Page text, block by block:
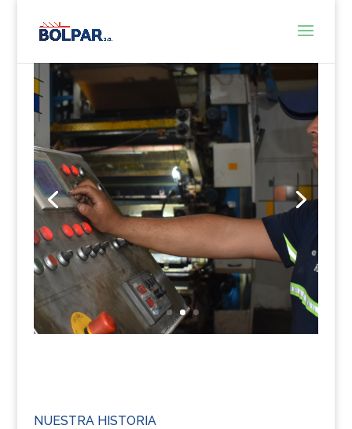
NUESTRA HISTORIA